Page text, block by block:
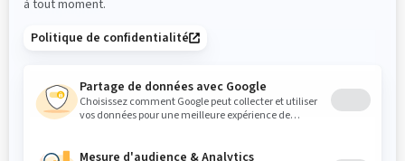
Compagnie
Message*